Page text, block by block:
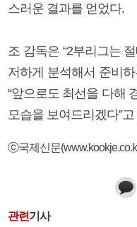
스러운 결과를 얻었다.
조 감독은 “2부리그는
저하게 분석해서 준비
“앞으로도 최선을 다해
모습을 보여드리겠다”
ⓒ국제신문
관련기사